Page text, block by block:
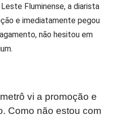
Fluminense, a diarista
e imediatamente pegou
não hesitou em
vi a promoção e
Como não estou com